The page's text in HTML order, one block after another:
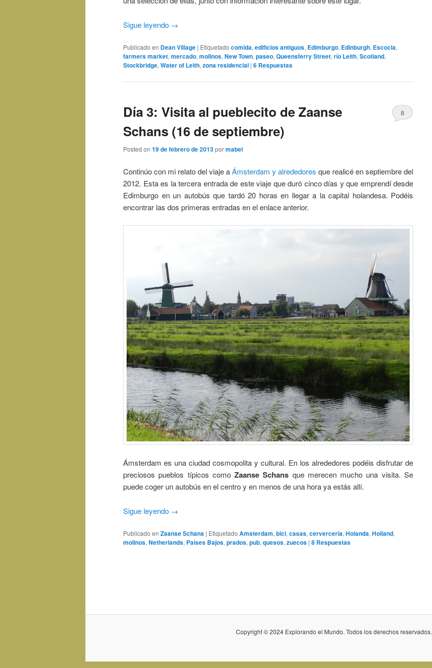
Sigue leyendo →
Publicado en Dean Village | Etiquetado comida, edificios antiguos, Edimburgo, Edinburgh, Escocia,
farmers market, mercado, molinos, New Town, paseo, Queensferry Street, río Leith, Scotland,
Stockbridge, Water of Leith, zona residencial | 6 Respuestas
Día 3: Visita al pueblecito de Zaanse
Schans (16 de septiembre)
Posted on 19 de febrero de 2013pormabel
8
Continúo con mi relato del viaje aÁmsterdam y alrededores que realicé en septiembre del
2012. Esta es la tercera entrada de este viaje que duró cinco días y que emprendí desde
Edimburgo en un autobús que tardó 20 horas en llegar a la capital holandesa. Podéis
encontrar las dos primeras entradas en el enlace anterior.
Ámsterdam es una ciudad cosmopolita y cultural. En los alrededores podéis disfrutar de
preciosos pueblos típicos comoZaanse Schans que merecen mucho una visita. Se
puede coger un autobús en el centro y en menos de una hora ya estás allí.
Sigue leyendo →
Publicado en Zaanse Schans | Etiquetado Amsterdam, bici, casas, cervercería, Holanda, Holland,
molinos, Netherlands, Países Bajos, prados, pub, quesos, zuecos | 8 Respuestas
Copyright © 2024 Explorando el Mundo. Todos los derechos reservados.